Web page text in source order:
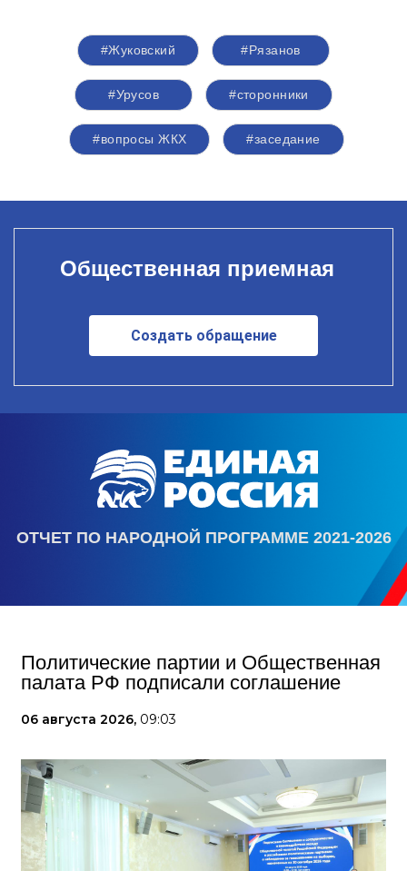
#Жуковский #Рязанов
#Урусов #сторонники
#вопросы ЖКХ #заседание
Общественная приемная
Создать обращение
ОТЧЕТ ПО НАРОДНОЙ ПРОГРАММЕ 2021-2026
Политические партии и Общественная
палата РФ подписали соглашение
06 августа 2026, 09:03